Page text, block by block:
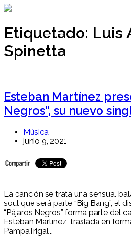
Ir
contenido
Etiquetado: Luis
Spinetta
Esteban Martínez
Negros”, su nuevo
Música
junio 9, 2021
La canción se trata una sensual
soul que será parte “Big Bang”, el
“Pájaros Negros” forma parte del
Esteban Martínez traslada en
PampaTrigal...